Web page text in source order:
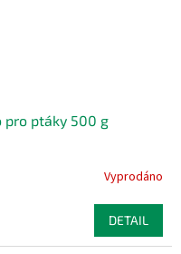
pro ptáky 500 g
Vyprodáno
DETAIL